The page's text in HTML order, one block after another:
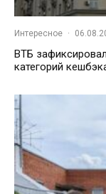
Интересное ·
ВТБ
категорий